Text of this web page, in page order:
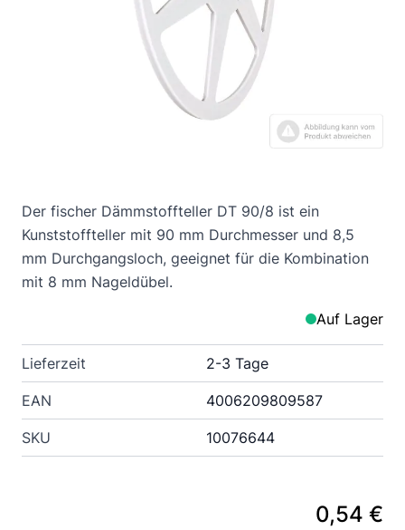
Der fischer Dämmstoffteller DT 90/8 ist ein
Kunststoffteller mit 90 mm Durchmesser und 8,5
mm Durchgangsloch, geeignet für die Kombination
mit 8 mm Nageldübel.
Auf Lager
Lieferzeit 2-3 Tage
EAN 4006209809587
SKU 10076644
0,54 €